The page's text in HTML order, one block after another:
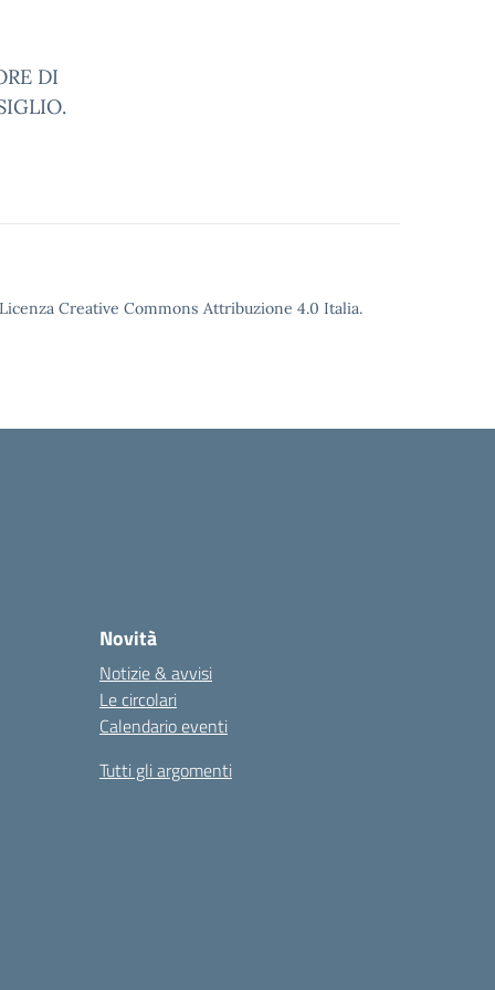
DI
Creative Commons Attribuzione 4.0 Italia.
Novità
Notizie & avvisi
Le circolari
Calendario eventi
Tutti gli argomenti